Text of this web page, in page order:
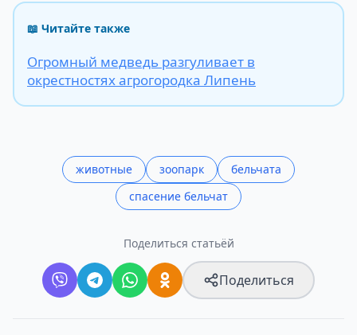
📖 Читайте также
Огромный медведь разгуливает в
окрестностях агрогородка Липень
животные зоопарк
бельчата
спасение бельчат
Поделиться статьёй
Поделиться